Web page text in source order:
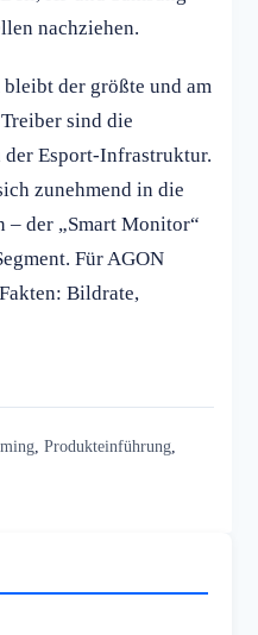
nachziehen.
der größte und am
sind die
Esport-Infrastruktur.
zunehmend in die
der „Smart Monitor“
Für AGON
Bildrate,
Produkteinführung